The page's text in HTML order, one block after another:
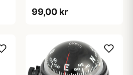
99,00 kr